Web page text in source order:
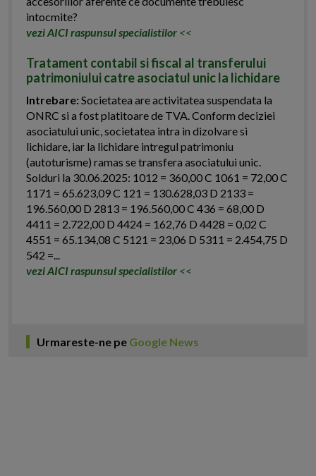
intocmite?
vezi AICI raspunsul specialistilor <<
Tratament contabil si fiscal al transferului
patrimoniului catre asociatul unic la lichidare
Intrebare:Societatea are activitatea suspendata la
ONRC si a fost platitoare de TVA. Conform deciziei
asociatului unic, societatea intra in dizolvare si
lichidare, iar la lichidare intregul patrimoniu
(autoturisme) ramas se transfera asociatului unic.
Solduri la 30.06.2025: 1012 = 360,00 C 1061 = 72,00 C
1171 = 65.623,09 C 121 = 130.628,03 D 2133 =
196.560,00 D 2813 = 196.560,00 C 436 = 68,00 D
4411 = 2.722,00 D 4424 = 162,76 D 4428 = 0,02 C
4551 = 65.134,08 C 5121 = 23,06 D 5311 = 2.454,75 D
542 =...
vezi AICI raspunsul specialistilor <<
Urmareste-ne pe Google News